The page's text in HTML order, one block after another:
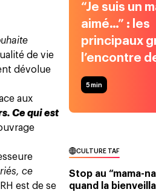
de vie
dévolue
aux
Ce qui est
ce
est de se
“Je suis un
aimé…” : les
principaux
l’encontre
5min
CULTURE TAF
Stop au “mama-
quand la